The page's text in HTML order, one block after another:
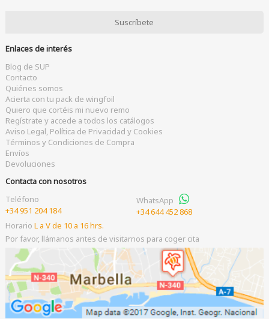
Enlaces de interés
Blog de SUP
Contacto
Quiénes somos
Acierta con tu pack de wingfoil
Quiero que cortéis mi nuevo remo
Regístrate y accede a todos los catálogos
Aviso Legal, Política de Privacidad y Cookies
Términos y Condiciones de Compra
Envíos
Devoluciones
Contacta con nosotros
Teléfono
+34 951 204 184
WhatsApp
+34 644 452 868
Horario L a V de 10 a 16 hrs.
Por favor, llámanos antes de visitarnos para coger cita